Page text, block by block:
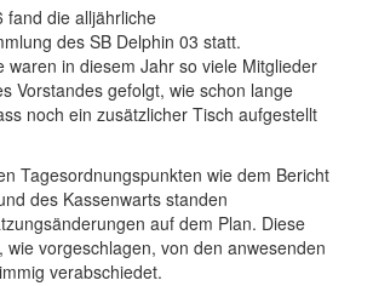
fand die alljährliche
des SB Delphin 03 statt.
waren in diesem Jahr so viele Mitglieder
Vorstandes gefolgt, wie schon lange
noch ein zusätzlicher Tisch aufgestellt
Tagesordnungspunkten wie dem Bericht
des Kassenwarts standen
auf dem Plan. Diese
wie vorgeschlagen, von den anwesenden
verabschiedet.